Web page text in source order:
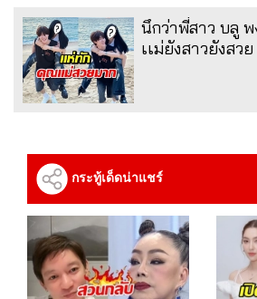
นึกว่าพี่สาว บลู
เเม่ยังสาวยังสวย
กระทู้เด็ดน่าแชร์